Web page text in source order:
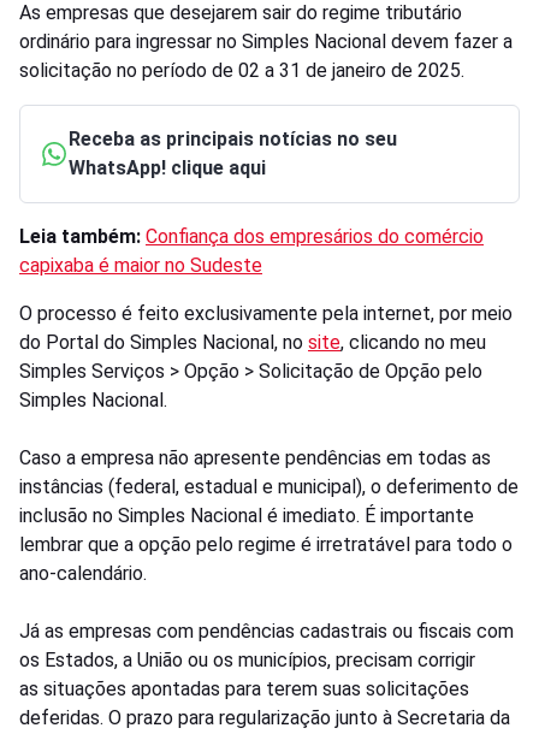
As empresas que desejarem sair do regime tributário
ordinário para ingressar no Simples Nacional devem fazer a
solicitação no período de 02 a 31 de janeiro de 2025.
Receba as principais notícias no seu
WhatsApp! clique aqui
Leia também: Confiança dos empresários do comércio
capixaba é maior no Sudeste
O processo é feito exclusivamente pela internet, por meio
do Portal do Simples Nacional, no site, clicando no meu
Simples Serviços > Opção > Solicitação de Opção pelo
Simples Nacional.
Caso a empresa não apresente pendências em todas as
instâncias (federal, estadual e municipal), o deferimento de
inclusão no Simples Nacional é imediato. É importante
lembrar que a opção pelo regime é irretratável para todo o
ano-calendário.
Já as empresas com pendências cadastrais ou fiscais com
os Estados, a União ou os municípios, precisam corrigir
as situações apontadas para terem suas solicitações
deferidas. O prazo para regularização junto à Secretaria da